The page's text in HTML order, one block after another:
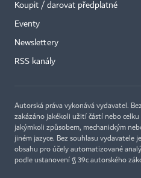
Koupit / darovat předplatné
Eventy
Newslettery
RSS kanály
Autorská práva vykonává vydavatel.
zakázáno jakékoli užití částí nebo
jakýmkoli způsobem, mechanickým
jiném jazyce. Bez souhlasu vydavatele
obsahu pro účely automatizované
podle ustanovení § 39c autorského